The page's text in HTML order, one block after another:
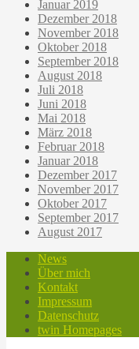
Januar 2019
Dezember 2018
November 2018
Oktober 2018
September 2018
August 2018
Juli 2018
Juni 2018
Mai 2018
März 2018
Februar 2018
Januar 2018
Dezember 2017
November 2017
Oktober 2017
September 2017
August 2017
News
Über mich
Kontakt
Impressum
Datenschutz
twin Homepages